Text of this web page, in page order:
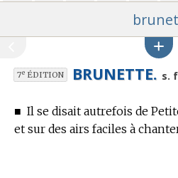
7eÉDITION BRUNETTE. s.
■ Il se disait autrefois de
et sur des airs faciles à